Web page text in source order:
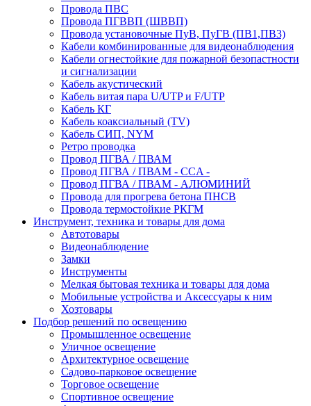
Провода ПВС
Провода ПГВВП (ШВВП)
Провода установочные ПуВ, ПуГВ (ПВ1,ПВ3)
Кабели комбинированные для видеонаблюдения
Кабели огнестойкие для пожарной безопастности
и сигнализации
Кабель акустический
Кабель витая пара U/UTP и F/UTP
Кабель КГ
Кабель коаксиальный (TV)
Кабель СИП, NYM
Ретро проводка
Провод ПГВА / ПВАМ
Провод ПГВА / ПВАМ - CCA -
Провод ПГВА / ПВАМ - АЛЮМИНИЙ
Провода для прогрева бетона ПНСВ
Провода термостойкие РКГМ
Инструмент, техника и товары для дома
Автотовары
Видеонаблюдение
Замки
Инструменты
Мелкая бытовая техника и товары для дома
Мобильные устройства и Аксессуары к ним
Хозтовары
Подбор решений по освещению
Промышленное освещение
Уличное освещение
Архитектурное освещение
Садово-парковое освещение
Торговое освещение
Спортивное освещение